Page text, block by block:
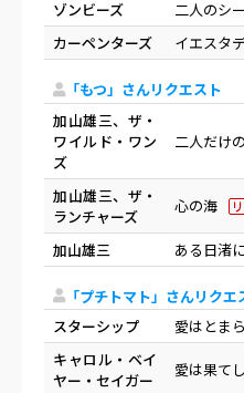
ゾンビーズ
二人のシ
カーペンターズ
イエスタ
「もつ」さんリクエスト
加山雄三、ザ・
ワイルド・ワン
ズ
二人だけ
加山雄三、ザ・
ランチャーズ
心の海
加山雄三 ある日渚
「プチトマト」さんリクエ
スターシップ
愛はとま
キャロル・ベイ
ヤー・セイガー
愛は果て